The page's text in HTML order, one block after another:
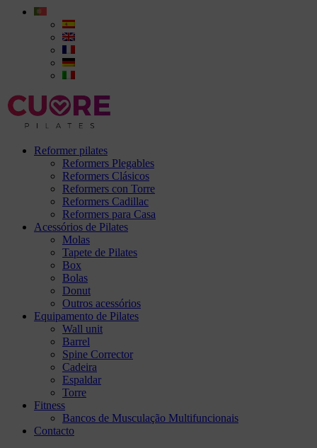
Reformer pilates
Reformers Plegables
Reformers Clásicos
Reformers con Torre
Reformers Cadillac
Reformers para Casa
Acessórios de Pilates
Molas
Tapete de Pilates
Box
Bolas
Donut
Outros acessórios
Equipamento de Pilates
Wall unit
Barrel
Spine Corrector
Cadeira
Espaldar
Torre
Fitness
Bancos de Musculação Multifuncionais
Contacto